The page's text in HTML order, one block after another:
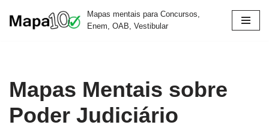
Mapas mentais para Concursos,
Enem, OAB, Vestibular
Mapas Mentais sobre
Poder Judiciário